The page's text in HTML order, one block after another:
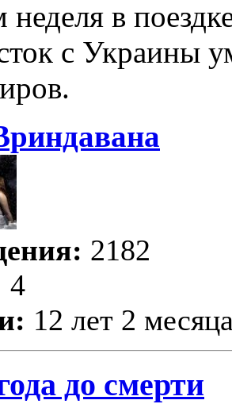
в
с Украины
2182
4
12 лет 2
до смерти